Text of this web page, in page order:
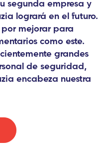
segunda empresa y
logrará en el futuro.
por mejorar para
como este.
grandes
de seguridad,
encabeza nuestra